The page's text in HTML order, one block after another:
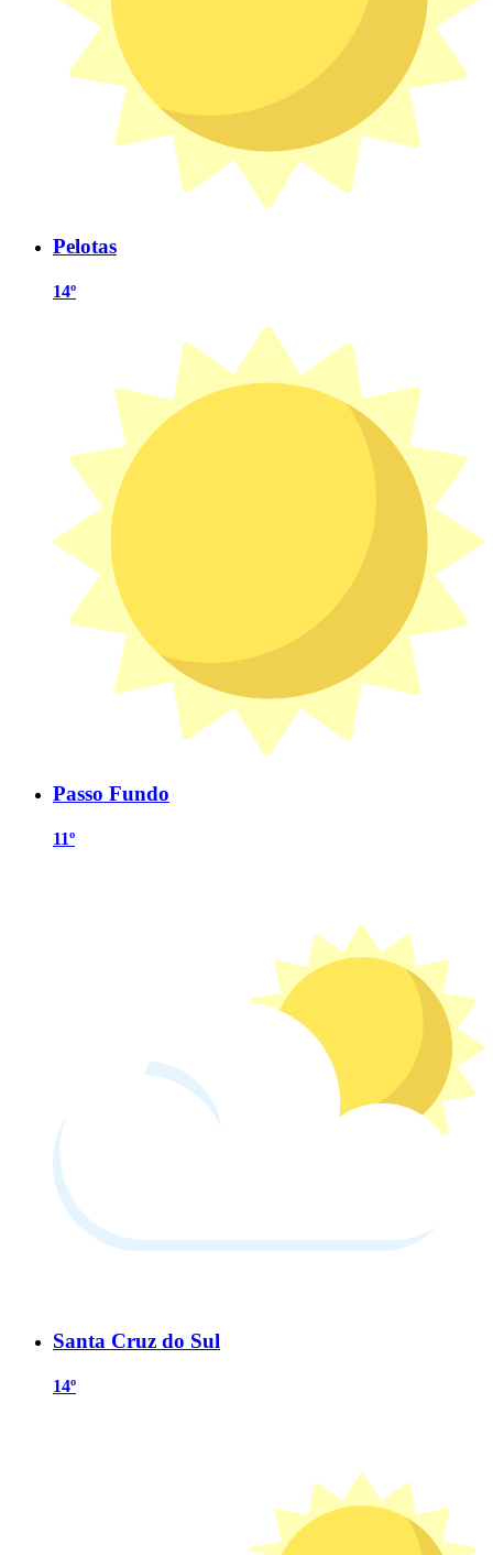
Pelotas
14º
Passo Fundo
11º
Santa Cruz do Sul
14º